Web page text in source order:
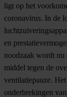
ligt op het
coronavirus. In de
en
noodzaak wordt nu
middel tegen de
ventilatiepauze.
onderbrekingen